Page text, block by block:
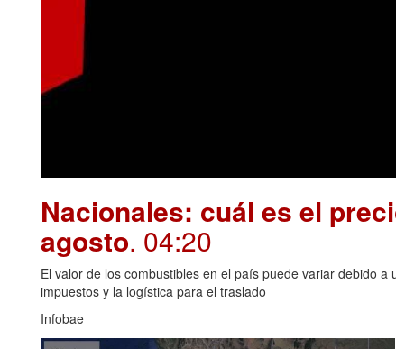
Nacionales: cuál es el
agosto. 04:20
El valor de los combustibles en el país puede variar debido
impuestos y la logística para el traslado
Infobae